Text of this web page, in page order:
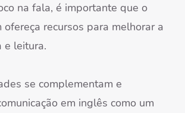
na fala, é importante que o
ofereça recursos para melhorar a
e leitura.
se complementam e
em inglês como um